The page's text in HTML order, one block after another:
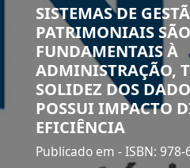
SISTEMAS DE
PATRIMONIAIS
FUNDAMENTAIS À
ADMINISTRAÇÃO,
SOLIDEZ DOS
POSSUI IMPACTO
EFICIÊNCIA
Publicado em - ISBN: